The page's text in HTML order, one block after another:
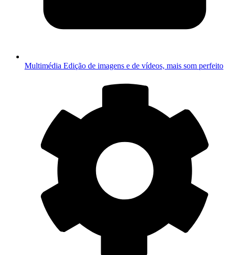
Multimédia Edição de imagens e de vídeos, mais som perfeito